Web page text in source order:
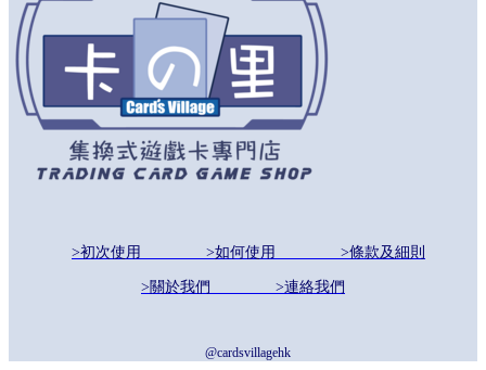
>初次使用 >如何使用 >條款及細則
>關於我們 >連絡我們
@cardsvillagehk